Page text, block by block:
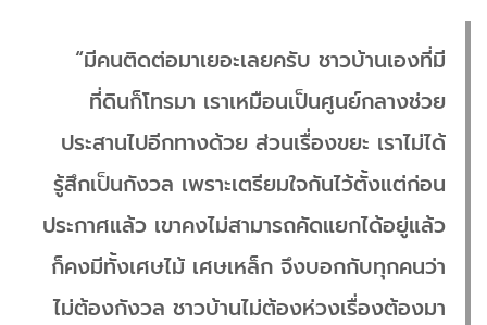
“มีคนติดต่อมาเยอะเลยครับ ชาวบ้านเองที่มี
ที่ดินก็โทรมา เราเหมือนเป็นศูนย์กลางช่วย
ประสานไปอีกทางด้วย ส่วนเรื่องขยะ เราไม่ได้
รู้สึกเป็นกังวล เพราะเตรียมใจกันไว้ตั้งแต่ก่อน
ประกาศแล้ว เขาคงไม่สามารถคัดแยกได้อยู่แล้ว
ก็คงมีทั้งเศษไม้ เศษเหล็ก จึงบอกกับทุกคนว่า
ไม่ต้องกังวล ชาวบ้านไม่ต้องห่วงเรื่องต้องมา